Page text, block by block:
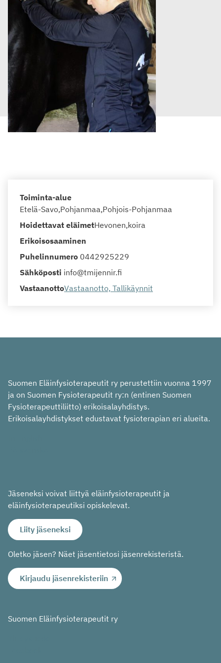
Toiminta-alue
Etelä-Savo Pohjanmaa Pohjois-Pohjanmaa
Hoidettavat eläimetHevonen koira
Erikoisosaaminen
Puhelinnumero 0442925229
Sähköposti info@tmijennir.fi
VastaanottoVastaanotto, Tallikäynnit
Suomen Eläinfysioterapeutit ry perustettiin vuonna 1997
ja on Suomen Fysioterapeutit ry:n (entinen Suomen
Fysioterapeuttiliitto) erikoisalayhdistys.
Erikoisalayhdistykset edustavat fysioterapian eri alueita.
Jäseneksi voivat liittyä eläinfysioterapeutit ja
eläinfysioterapeutiksi opiskelevat.
Liity jäseneksi
Oletko jäsen? Näet jäsentietosi jäsenrekisteristä.
Kirjaudu jäsenrekisteriin
Suomen Eläinfysioterapeutit ry